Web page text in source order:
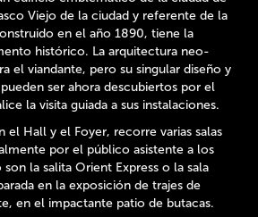
Viejo de la ciudad y referente de la
en el año 1890, tiene la
histórico. La arquitectura neo-
el viandante, pero su singular diseño y
ser ahora descubiertos por el
la visita guiada a sus instalaciones.
el Hall y el Foyer, recorre varias salas
por el público asistente a los
la salita Orient Express o la sala
en la exposición de trajes de
en el impactante patio de butacas.